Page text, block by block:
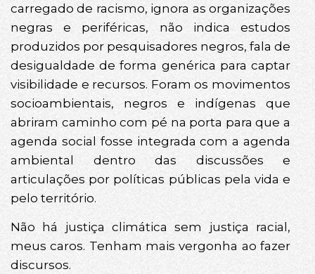
carregado de racismo, ignora as organizações
negras e periféricas, não indica estudos
produzidos por pesquisadores negros, fala de
desigualdade de forma genérica para captar
visibilidade e recursos. Foram os movimentos
socioambientais, negros e indígenas que
abriram caminho com pé na porta para que a
agenda social fosse integrada com a agenda
ambiental dentro das discussões e
articulações por políticas públicas pela vida e
pelo território.
Não há justiça climática sem justiça racial,
meus caros. Tenham mais vergonha ao fazer
discursos.